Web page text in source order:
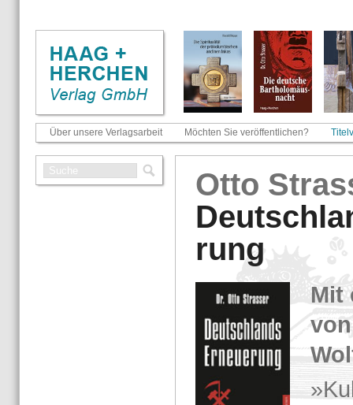
Über unsere Verlagsarbeit Möchten Sie veröffentlichen?
Otto
rung
Mit